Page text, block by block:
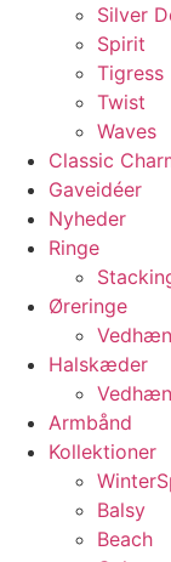
Silver
Spirit
Tigress
Twist
Waves
Classic
Gaveidéer
Nyheder
Ringe
Øreringe
Halskæder
Armbånd
Kollektioner
Balsy
Beach